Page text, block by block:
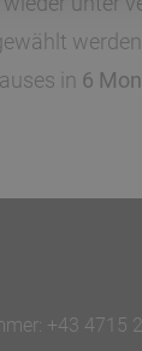
werden.
in 6
+43 4715